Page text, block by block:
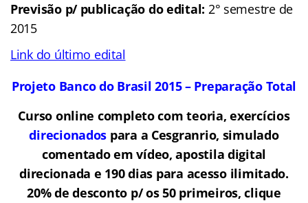
Previsão p/ publicação do edital: 2° semestre de
2015
Link do último edital
Projeto Banco do Brasil 2015 – Preparação Total
Curso online completo com teoria, exercícios
direcionados para a Cesgranrio, simulado
comentado em vídeo, apostila digital
direcionada e 190 dias para acesso ilimitado.
20% de desconto p/ os 50 primeiros, clique